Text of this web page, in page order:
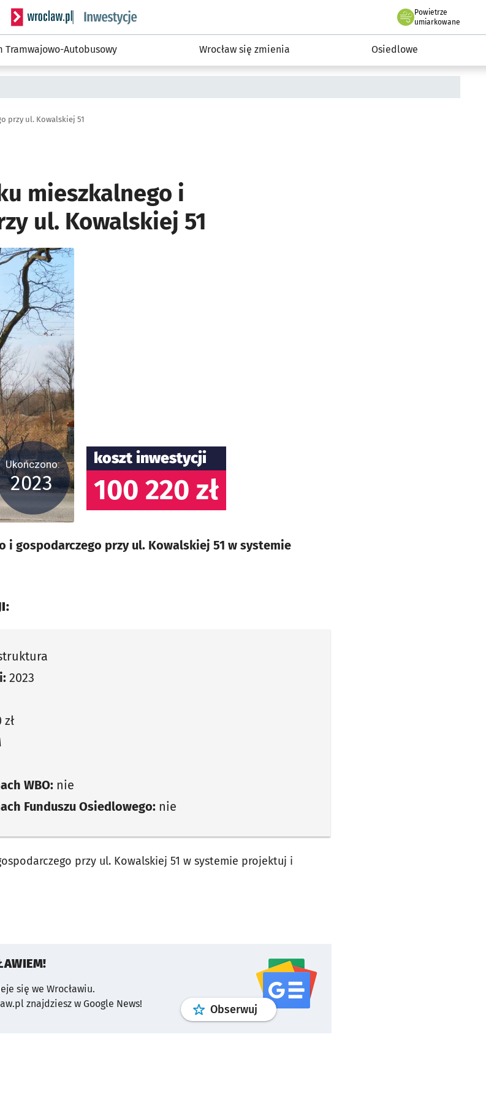
Serwis informacyjny wroclaw.pl podserwis: #InwestycjeWRO - miejskie inwestycje 2019-2032
Powietrze
we Wrocławiu
umiarkowane
Tramwajowo-Autobusowy Wrocław się zmienia Osiedlowe
przy ul. Kowalskiej 51
mieszkalnego i
ul. Kowalskiej 51
Ukończono:
2023
koszt inwestycji
100 220 zł
i gospodarczego przy ul. Kowalskiej 51 w systemie
2023
zł
WBO: nie
Funduszu Osiedlowego: nie
przy ul. Kowalskiej 51 w systemie projektuj i
się we Wrocławiu.
znajdziesz w Google News!
Obserwuj profilgoogle news